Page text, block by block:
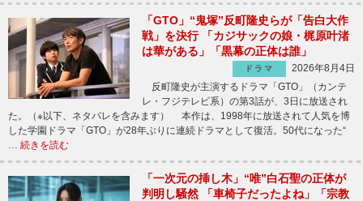
「GTO」“鬼塚”反町隆史らが「告白大作
戦」を決行 「カジサックの娘・梶原叶渚
は華がある」「黒幕の正体は誰」
ドラマ
2026年8月4日
反町隆史が主演するドラマ「GTO」（カンテ
レ・フジテレビ系）の第3話が、3日に放送され
た。（※以下、ネタバレを含みます） 本作は、1998年に放送されて人気を博
した学園ドラマ「GTO」が28年ぶりに連続ドラマとして復活。50代になった“
続きを読む
「一次元の挿し木」“唯”白石聖の正体が
判明し騒然 「車椅子だったよね」「宗教